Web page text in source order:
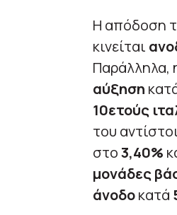
Η απόδοση
κινείται
Παράλληλα,
αύξηση
10ετούς
του
στο3,40%
μονάδες
άνοδοκατά